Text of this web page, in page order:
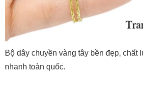
Bộ dây chuyền vàng tây bền đẹp, chất
nhanh toàn quốc.